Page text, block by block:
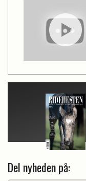
Del nyheden på: